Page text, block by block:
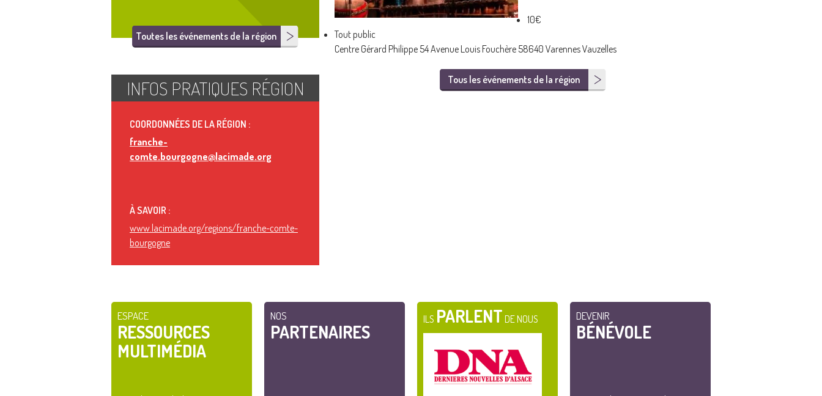
10€
Tout public
Centre Gérard Philippe 54 Avenue Louis Fouchère 58640 Varennes Vauzelles
Tous les événements de la région
Toutes les événements de la région
INFOS PRATIQUES RÉGION
COORDONNÉES DE LA RÉGION :
franche-
comte.bourgogne@lacimade.org
À SAVOIR :
www.lacimade.org/regions/franche-comte-
bourgogne
ESPACE
RESSOURCES
MULTIMÉDIA
NOS
PARTENAIRES
ILS PARLENT DE NOUS DEVENIR
BÉNÉVOLE